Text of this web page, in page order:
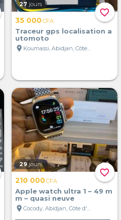
favorite_border
27 jours
35 000CFA
Traceur gps localisation a
utomoto
location_on
Koumassi, Abidjan, Côte d'Ivoire
favorite_border
29 jours
210 000CFA
Apple watch ultra 1 – 49 m
m – quasi neuve
location_on
Cocody, Abidjan, Côte d'Ivoire